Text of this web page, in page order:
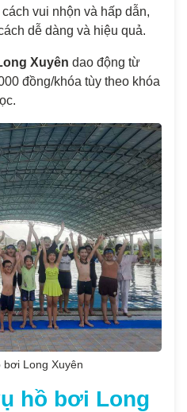
vui nhộn và hấp dẫn,
dễ dàng và hiệu quả.
Xuyên dao động từ
đồng/khóa tùy theo khóa
bơi Long Xuyên
hồ bơi Long